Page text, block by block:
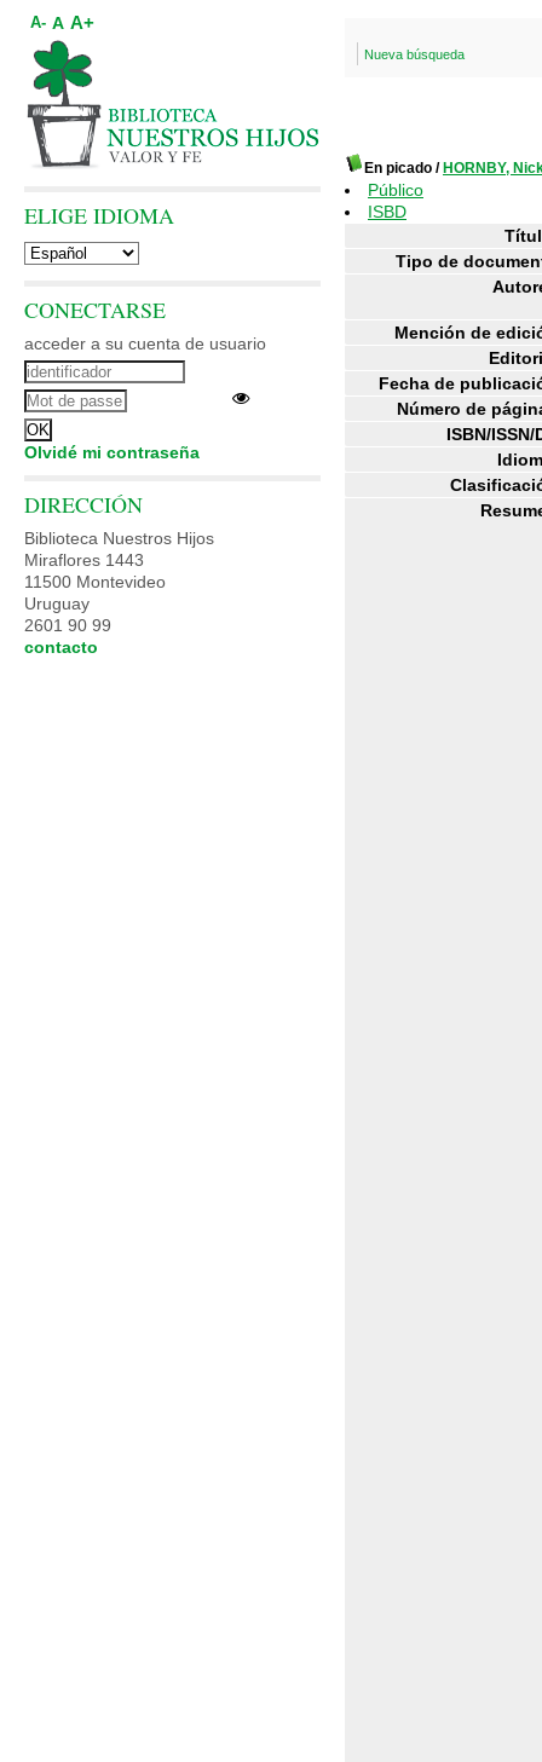
Nueva búsqueda
En picado / HORNBY,
Público
ISBD
Tipo de
Mención de
Fecha de
Número de
ISBN/ISSN/
A- A A+
ELIGE IDIOMA
CONECTARSE
acceder a su cuenta de usuario
Olvidé mi contraseña
DIRECCIÓN
Biblioteca Nuestros Hijos
Miraflores 1443
11500 Montevideo
Uruguay
2601 90 99
contacto